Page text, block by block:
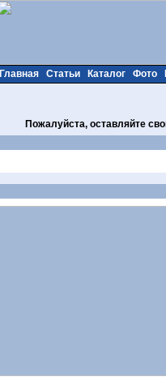
Главная Статьи Каталог Фото
Пожалуйста, оставляйте